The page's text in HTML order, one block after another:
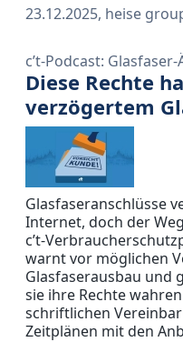
23.12.2025, heise
c’t-Podcast:
Diese Rechte
verzögertem
Glasfaseranschlüsse
Internet, doch der
c’t-
warnt vor möglichen
Glasfaserausbau und
sie ihre Rechte
schriftlichen
Zeitplänen mit den